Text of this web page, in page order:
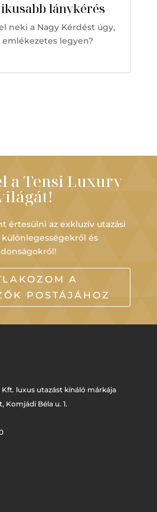
lánykérés
neki a Nagy Kérdést úgy,
emlékezetes legyen?
a Tensi Luxury
értesülni az exkluzív utazási
és
A
POSTÁJÁHOZ
Kft. luxus utazást kínáló márkája
Komjádi Béla u. 1.